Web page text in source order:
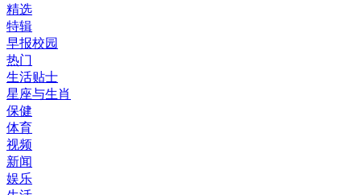
精选
特辑
早报校园
热门
生活贴士
星座与生肖
保健
体育
视频
新闻
娱乐